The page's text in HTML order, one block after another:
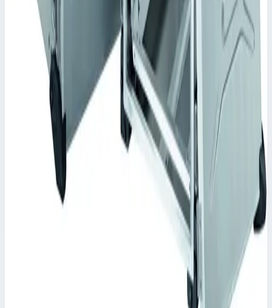
Корпус Mitraset Racklite 19" Zarges 4 HE/U
598х591х316 мм 45904
45904
Корпус Mitraset Racklite 19" - 45904 Переносные корпусы для
электронных приборов
11,2 кг
Цена по запросу
Корпус Mitraset Racklite 19" Zarges 12 HE/U
468х591х672 мм 45902
Корпус Mitraset Racklite 19" - 45902 Переносные корпусы для